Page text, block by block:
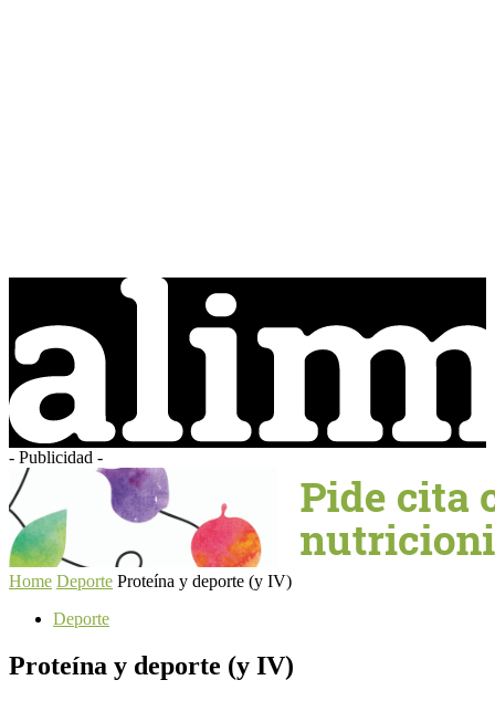
- Publicidad -
Home Deporte Proteína y deporte (y IV)
Deporte
Proteína y deporte (y IV)